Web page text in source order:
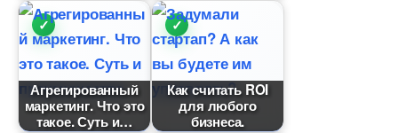
Агрегированный
маркетинг. Что это
такое. Суть и
Как считать ROI
для любого
изнеса.